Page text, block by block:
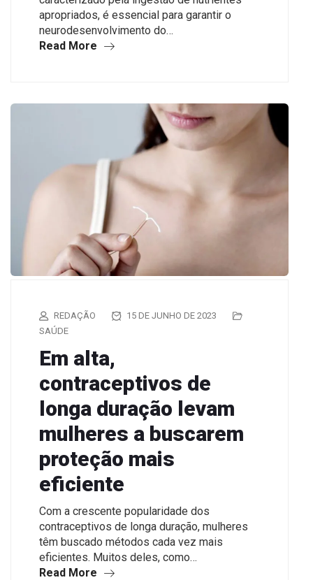
apropriados, é essencial para garantir o
neurodesenvolvimento do…
Read More
REDAÇÃO
15 DE JUNHO DE 2023
SAÚDE
Em alta,
contraceptivos de
longa duração levam
mulheres a buscarem
proteção mais
eficiente
Com a crescente popularidade dos
contraceptivos de longa duração, mulheres
têm buscado métodos cada vez mais
eficientes. Muitos deles, como…
Read More